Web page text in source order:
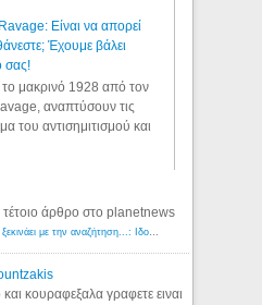
Είναι να απορεί
Έχουμε βάλει
σας!
μακρινό 1928 από τον
αναπτύσουν τις
του αντισημιτισμού και
τέτοιο άρθρο στο planetnews
Λόγιος Ερμής | Η γνώση ξεκινάει με την αναζήτηση...: Ιδού οι 18 που χρωστούν 11 δις ευρώ!
κουραφεξαλα γραφετε ειναι